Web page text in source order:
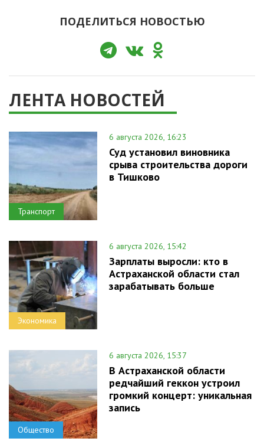
ПОДЕЛИТЬСЯ НОВОСТЬЮ
ЛЕНТА НОВОСТЕЙ
Транспорт
6 августа 2026, 16:23
Суд установил виновника
срыва строительства дороги
в Тишково
Экономика
6 августа 2026, 15:42
Зарплаты выросли: кто в
Астраханской области стал
зарабатывать больше
Общество
6 августа 2026, 15:37
В Астраханской области
редчайший геккон устроил
громкий концерт: уникальная
запись